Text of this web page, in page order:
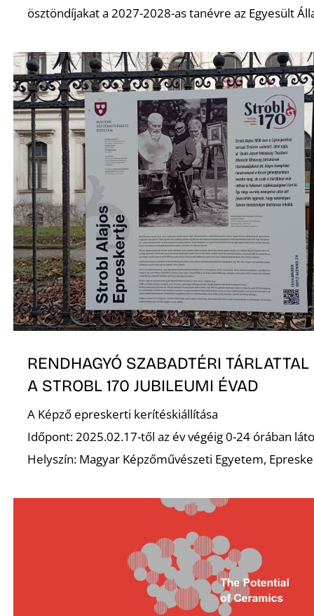
ösztöndíjakat a 2027-2028-as tanévre az Egyesült
RENDHAGYÓ SZABADTÉRI
A STROBL 170 JUBILEUMI ÉVAD
A Képző epreskerti kerítéskiállítása
Időpont: 2025.02.17-től az év végéig 0-24 órában
Helyszín: Magyar Képzőművészeti Egyetem,